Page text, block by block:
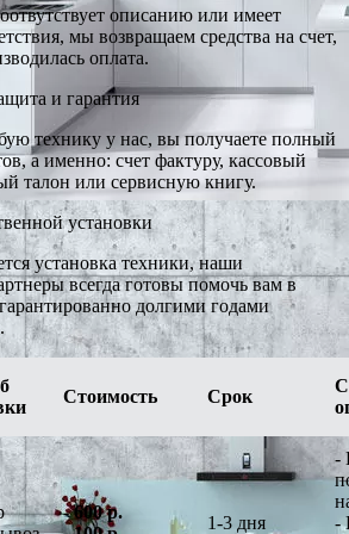
описанию или имеет
мы возвращаем средства на счет,
оплата.
и гарантия
технику у нас, вы получаете полный
а именно: счет фактуру, кассовый
талон или сервисную книгу.
установки
установка техники, наши
всегда готовы помочь вам в
долгими годами
Стоимость Срок
-600 р.
1-3 дня
-
-